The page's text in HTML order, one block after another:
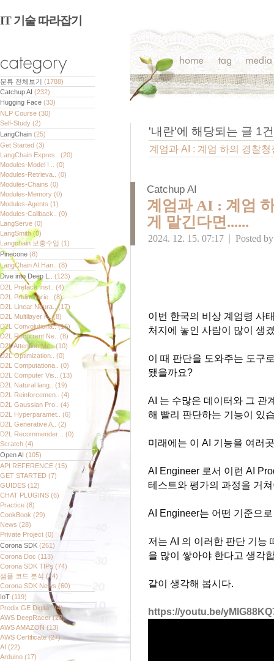
IT 기술 따라잡기
분류 전체보기 (1788)
Catchup AI (232)
Hugging Face (33)
NLP Course (30)
Self-Study (2)
LangChain (25)
Get Started (3)
LangChain Expres.. (20)
Modules-Model I .. (0)
Modules-Retrieva.. (0)
Modules-Chains (0)
Modules-Memory (0)
Modules-Agents (1)
Modules-Callback.. (0)
LangServe (0)
LangSmith(0)
Langchain 보충수업 (1)
Pinecone (8)
LangChain AI Han.. (8)
Dive into Deep L.. (123)
D2L Preface Inst.. (4)
D2L Preliminarie.. (8)
D2L Linear Neura..(17)
D2L Multilayer P..(8)
D2L Convolutiona..(16)
D2L Recurrent Ne.. (8)
D2L Attention Me..(10)
D2L Optimization.. (0)
D2L Computationa.. (0)
D2L Computer Vis.. (13)
D2L Natural lang.. (19)
D2L Reinforcemen.. (4)
D2L Gaussian Pro.. (4)
D2L Hyperparamet.. (6)
D2L Generative A.. (2)
D2L Recommender .. (0)
Scratch (4)
Open AI (105)
API REFERENCE (15)
GET STARTED (7)
GUIDES (12)
CHAT PLUGINS (6)
Practice (8)
CookBook (29)
News (28)
Private Project (0)
Corona SDK (261)
Corona Doc (113)
Corona SDK TIPs (74)
샘플 코드 분석 (14)
Corona SDK News (60)
IoT (119)
Predix GE Digita..(4)
AWS DeepRacer(28)
AWS AMAZON (13)
AWS Certificate(27)
AI (22)
Arduino (17)
'내란'에 해당되는 글 1건
계엄과 AI : 계엄 하의 경찰
Catchup AI
계엄과 AI : 계엄
게 맡긴다면......
2024. 12. 15. 07:17 Posted
이번 한국의 비상 계엄령 사
처지에 놓인 사람이 많이 생
이 때 판단을 도와주는 도구
됐을까요?
AI 는 수많은 데이터와 그 관
해 빨리 판단하는 기능이 있
미래에는 이 AI 기능을 여러
AI Engineer 로서 이런 AI
테스트와 평가의 과정을 거
AI Engineer는 어떤 기준으
저는 AI 의 이러한 판단 기능
을 많이 쌓아야 한다고 생각
같이 생각해 봅시다.
https://youtu.be/